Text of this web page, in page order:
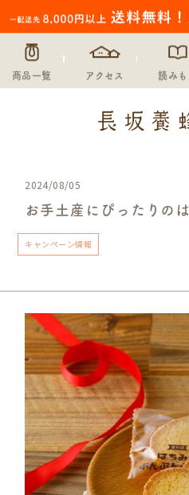
商品一覧 アクセス 読みも
2024/08/05
お手土産にぴったりの
キャンペーン情報